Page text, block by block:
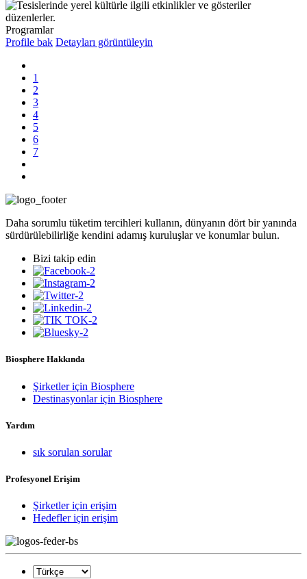
Programlar
Profile bak Detayları görüntüleyin
1
2
3
4
5
6
7
Daha sorumlu tüketim tercihleri kullanın, dünyanın dört bir yanında
sürdürülebilirliğe kendini adamış kuruluşlar ve konumlar bulun.
Bizi takip edin
Biosphere Hakkında
Şirketler için Biosphere
Destinasyonlar için Biosphere
Yardım
sık sorulan sorular
Profesyonel Erişim
Şirketler için erişim
Hedefler için erişim